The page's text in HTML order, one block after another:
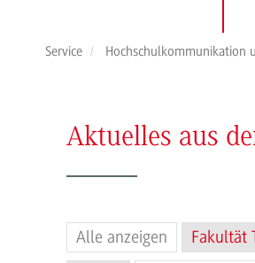
Service Hochschulkommunikation
Aktuelles aus
Alle anzeigen Fakultät